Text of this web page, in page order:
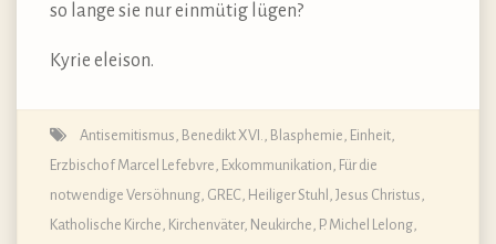
so lange sie nur einmütig lügen?
Kyrie eleison.
Antisemitismus, Benedikt XVI., Blasphemie, Einheit,
Erzbischof Marcel Lefebvre, Exkommunikation, Für die
notwendige Versöhnung, GREC, Heiliger Stuhl , Jesus Christus,
Katholische Kirche, Kirchenväter, Neukirche, P. Michel Lelong,